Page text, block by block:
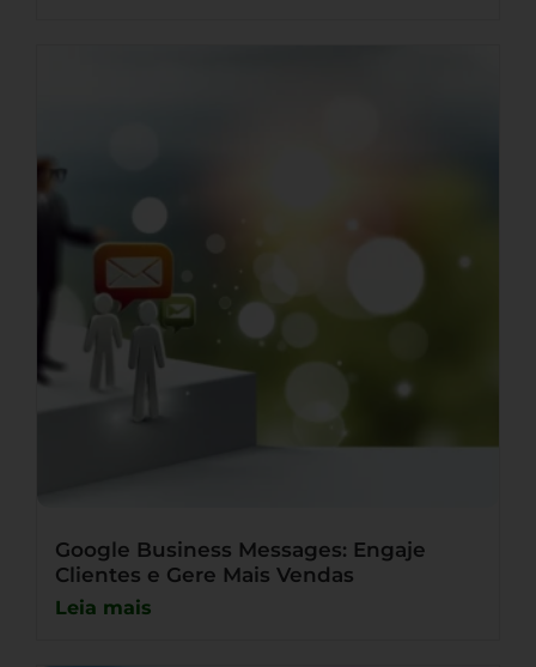
Google Business Messages: Engaje
Clientes e Gere Mais Vendas
Leia mais